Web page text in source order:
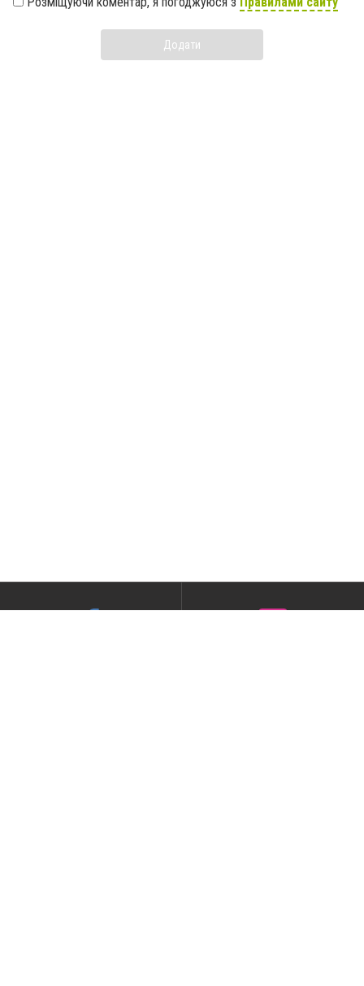
Додати